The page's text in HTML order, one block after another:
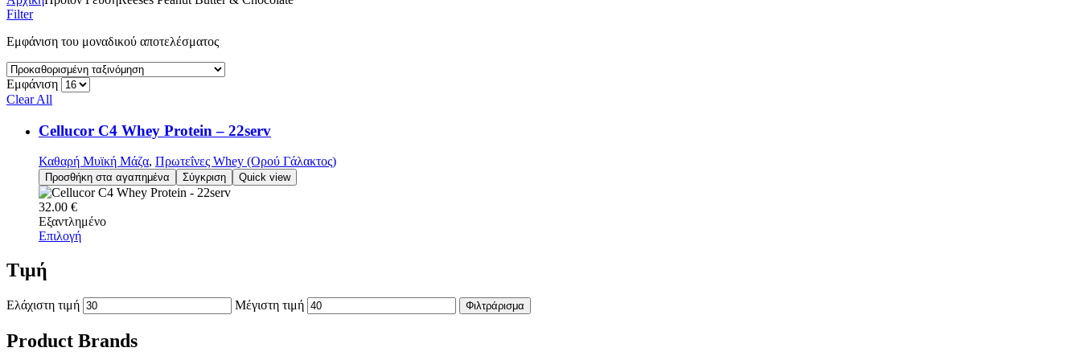
Filter
Εμφάνιση του μοναδικού αποτελέσματος
Εμφάνιση
Clear All
Cellucor C4 Whey Protein – 22serv
Καθαρή Μυϊκή Μάζα, Πρωτεΐνες Whey (Ορού Γάλακτος)
Προσθήκη στα αγαπημένα Σύγκριση Quick view
32.00 €
Εξαντλημένο
Επιλογή
Τιμή
Ελάχιστη τιμή Μέγιστη τιμή Φιλτράρισμα
Product Brands